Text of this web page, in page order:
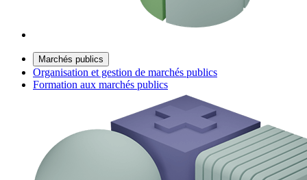
Marchés publics
Organisation et gestion de marchés publics
Formation aux marchés publics